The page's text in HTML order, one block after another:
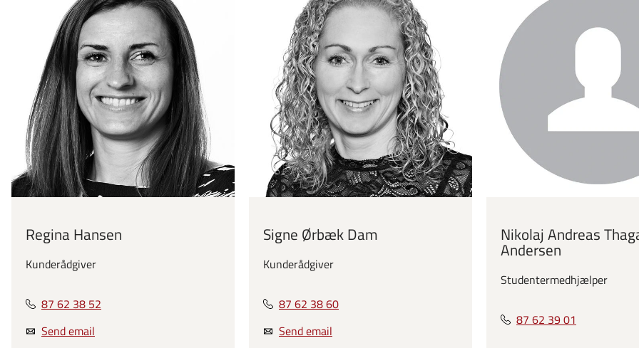
Regina Hansen
Kunderådgiver
87 62 38 52
Send email
Signe Ørbæk Dam
Kunderådgiver
87 62 38 60
Send email
Nikolaj Andreas
Andersen
Studentermedhjælper
87 62 39 01